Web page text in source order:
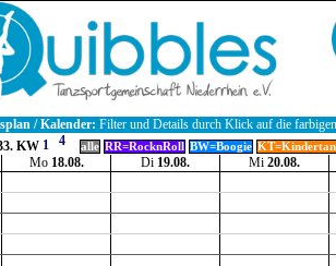
/ Kalender: Filter und Details durch Klick auf die
KW
alle RR=RocknRoll BW=Boogie
Mo 18.08. Di 19.08. Mi 20.08.